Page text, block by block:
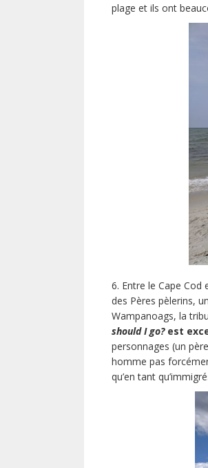
plage et ils ont
6. Entre le Cape
des Pères pèlerins,
Wampanoags, la
should I go?est
personnages (un
homme pas
qu’en tant